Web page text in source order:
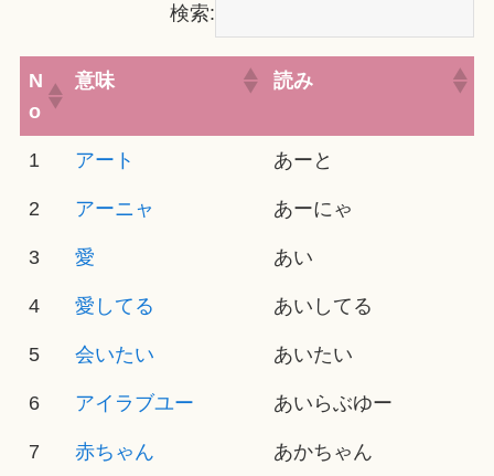
検索:
N
o
意味 読み
1 アート あーと
2 アーニャ あーにゃ
3 愛 あい
4 愛してる あいしてる
5 会いたい あいたい
6 アイラブユー あいらぶゆー
7 赤ちゃん あかちゃん